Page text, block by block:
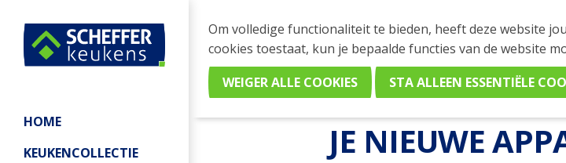
HOME
KEUKENCOLLECTIE
Home/ Webshop/ Afrekenen /Bedankt
JE NIEUWE
Om volledige functionaliteit te bieden, heeft deze website
cookies toestaat, kun je bepaalde functies van de website